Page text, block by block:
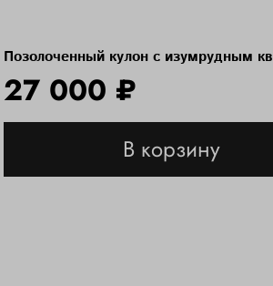
Позолоченный кулон с изумрудным
27 000 ₽
В корзину